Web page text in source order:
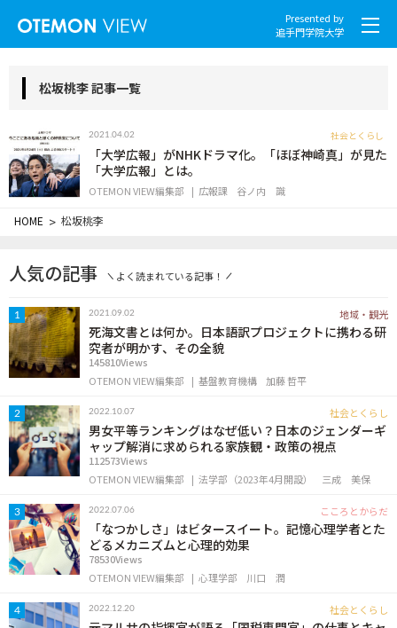
Presented by
追手門学院大学
社会とくらし
グローバル
こころとからだ
IT・メディア
地域・観光
OTEMON VIEWについて
サイトポリシー
松坂桃李 記事一覧
2021.04.02 社会とくらし
「大学広報」がNHKドラマ化。「ほぼ神崎真」が見た
「大学広報」とは。
OTEMON VIEW編集部 広報課 谷ノ内 識
HOME > 松坂桃李
人気の記事 よく読まれている記事！
1 2021.09.02 地域・観光
死海文書とは何か。日本語訳プロジェクトに携わる研
究者が明かす、その全貌
145810Views
OTEMON VIEW編集部
基盤教育機構 加藤 哲平
2 2022.10.07 社会とくらし
男女平等ランキングはなぜ低い？日本のジェンダーギ
ャップ解消に求められる家族観・政策の視点
112573Views
OTEMON VIEW編集部
法学部（2023年4月開設） 三成 美保
3 2022.07.06 こころとからだ
「なつかしさ」はビタースイート。記憶心理学者とた
どるメカニズムと心理的効果
78530Views
OTEMON VIEW編集部
心理学部 川口 潤
4 2022.12.20 社会とくらし